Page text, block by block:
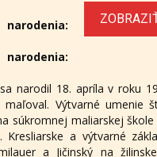
narodil 18. apríla v roku
Výtvarné umenie
súkromnej maliarskej
Kresliarske a výtvarné
a Jičinský na